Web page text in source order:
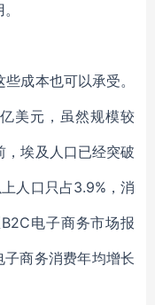
成本也可以承受。
美元，虽然规模较
，埃及人口已经突破
人口只占3.9%，消
电子商务市场报
商务消费年均增长